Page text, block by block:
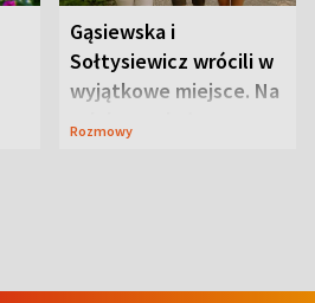
Gąsiewska i
Sołtysiewicz wrócili w
wyjątkowe miejsce. Na
szlaku czekał
Rozmowy